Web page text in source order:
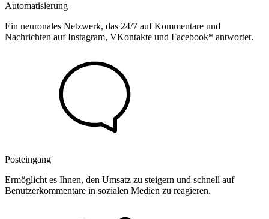
Automatisierung
Ein neuronales Netzwerk, das 24/7 auf Kommentare und
Nachrichten auf Instagram, VKontakte und Facebook* antwortet.
Posteingang
Ermöglicht es Ihnen, den Umsatz zu steigern und schnell auf
Benutzerkommentare in sozialen Medien zu reagieren.